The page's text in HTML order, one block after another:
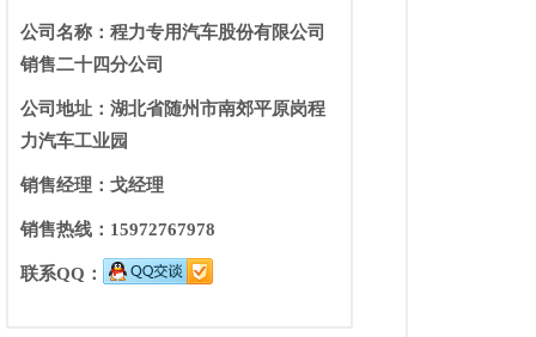
公司名称：程力专用汽车股份有限公司
销售二十四分公司
公司地址：湖北省随州市南郊平原岗程
力汽车工业园
销售经理：戈经理
销售热线：15972767978
联系QQ：